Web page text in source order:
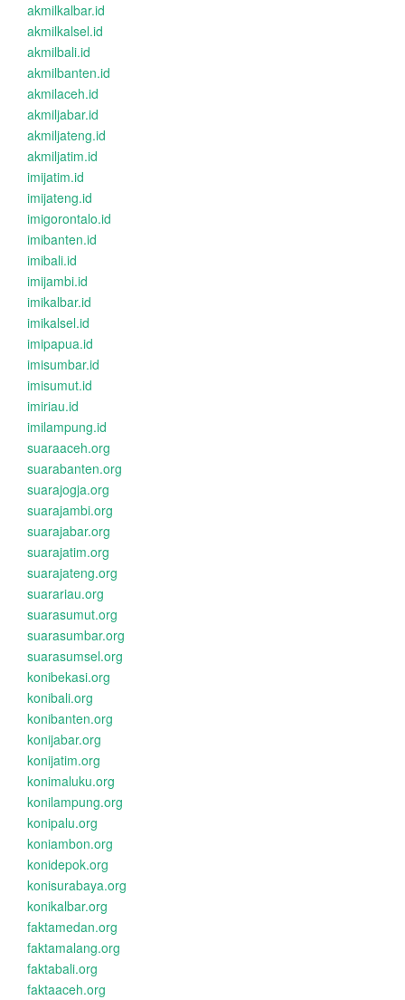
akmilkalbar.id
akmilkalsel.id
akmilbali.id
akmilbanten.id
akmilaceh.id
akmiljabar.id
akmiljateng.id
akmiljatim.id
imijatim.id
imijateng.id
imigorontalo.id
imibanten.id
imibali.id
imijambi.id
imikalbar.id
imikalsel.id
imipapua.id
imisumbar.id
imisumut.id
imiriau.id
imilampung.id
suaraaceh.org
suarabanten.org
suarajogja.org
suarajambi.org
suarajabar.org
suarajatim.org
suarajateng.org
suarariau.org
suarasumut.org
suarasumbar.org
suarasumsel.org
konibekasi.org
konibali.org
konibanten.org
konijabar.org
konijatim.org
konimaluku.org
konilampung.org
konipalu.org
koniambon.org
konidepok.org
konisurabaya.org
konikalbar.org
faktamedan.org
faktamalang.org
faktabali.org
faktaaceh.org